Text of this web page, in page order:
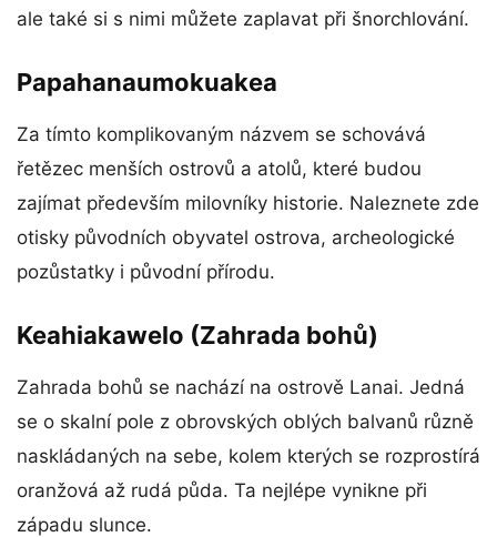
ale také si s nimi můžete zaplavat při šnorchlování.
Papahanaumokuakea
Za tímto komplikovaným názvem se schovává
řetězec menších ostrovů a atolů, které budou
zajímat především milovníky historie. Naleznete zde
otisky původních obyvatel ostrova, archeologické
pozůstatky i původní přírodu.
Keahiakawelo (Zahrada bohů)
Zahrada bohů se nachází na ostrově Lanai. Jedná
se o skalní pole z obrovských oblých balvanů různě
naskládaných na sebe, kolem kterých se rozprostírá
oranžová až rudá půda. Ta nejlépe vynikne při
západu slunce.